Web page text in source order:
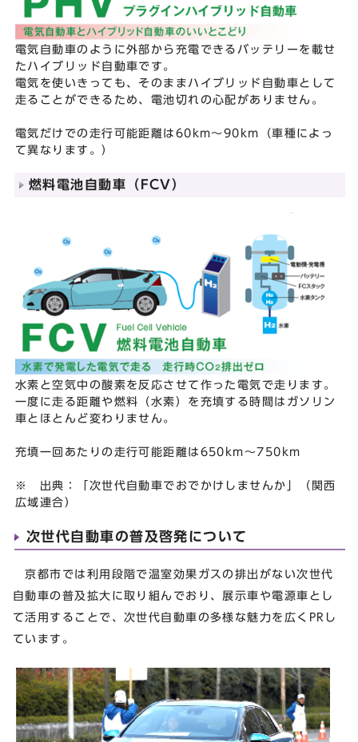
電気自動車のように外部から充電できるバッテリーを載せ
たハイブリッド自動車です。
電気を使いきっても、そのままハイブリッド自動車として
走ることができるため、電池切れの心配がありません。
電気だけでの走行可能距離は60km～90km（車種によっ
て異なります。）
燃料電池自動車（FCV）
水素と空気中の酸素を反応させて作った電気で走ります。
一度に走る距離や燃料（水素）を充填する時間はガソリン
車とほとんど変わりません。
充填一回あたりの走行可能距離は650km～750km
※ 出典：「次世代自動車でおでかけしませんか」（関西
広域連合）
次世代自動車の普及啓発について
京都市では利用段階で温室効果ガスの排出がない次世代
自動車の普及拡大に取り組んでおり、展示車や電源車とし
て活用することで、次世代自動車の多様な魅力を広くPRし
ています。